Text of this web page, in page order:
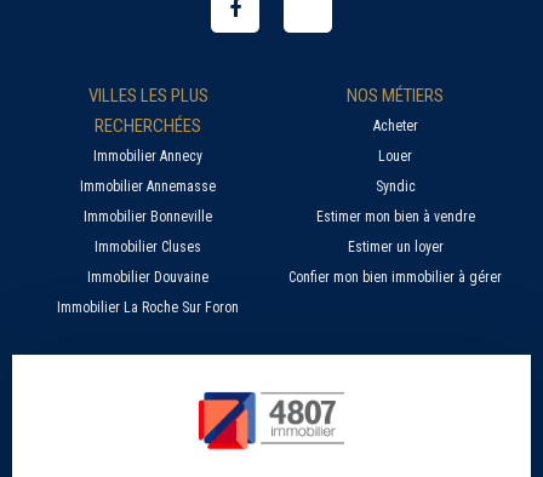
VILLES LES PLUS
RECHERCHÉES
Immobilier Annecy
Immobilier Annemasse
Immobilier Bonneville
Immobilier Cluses
Immobilier Douvaine
Immobilier La Roche Sur Foron
NOS MÉTIERS
Acheter
Louer
Syndic
Estimer mon bien à vendre
Estimer un loyer
Confier mon bien immobilier à gérer
Qui sommes nous ?
Estimer mon bien immobilier en ligne
Candidature location